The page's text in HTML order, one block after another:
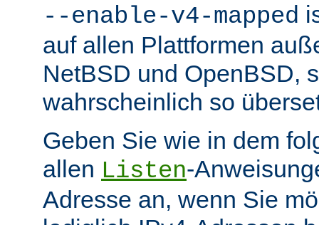
--enable-v4-mapped
auf allen Plattformen
NetBSD und OpenBSD,
wahrscheinlich so
Geben Sie wie in dem
allen Listen-
Adresse an, wenn Sie